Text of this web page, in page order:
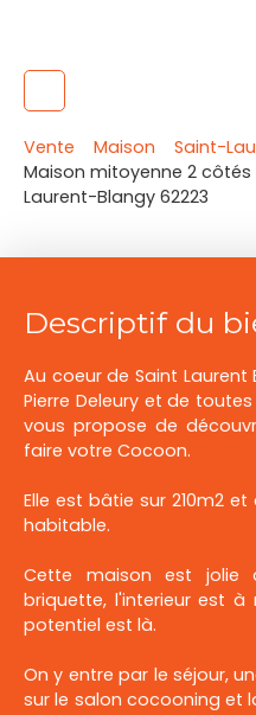
Vente Maison
Saint-
Maison mitoyenne 2
Laurent-Blangy 62223
Descriptif du
Au coeur de Saint
Pierre Deleury et de
vous propose de
faire votre Cocoon.
Elle est bâtie sur 210m2
habitable.
Cette maison est jolie
briquette, l'interieur est
potentiel est là.
On y entre par le séjour,
sur le salon cocooning et